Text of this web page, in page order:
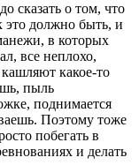
сказать о том, что
это должно быть, и
в которых
все неплохо,
какое-то
пыль
поднимается
Поэтому тоже
побегать в
и делать